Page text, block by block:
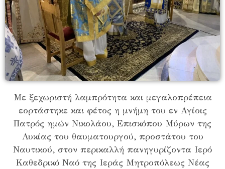
Με ξεχωριστή λαμπρότητα και μεγαλοπρέπεια
εορτάστηκε και φέτος η μνήμη του εν Αγίοις
Πατρός ημών Νικολάου, Επισκόπου Μύρων της
Λυκίας του θαυματουργού, προστάτου του
Ναυτικού, στον περικαλλή πανηγυρίζοντα Ιερό
Καθεδρικό Ναό της Ιεράς Μητροπόλεως Νέας